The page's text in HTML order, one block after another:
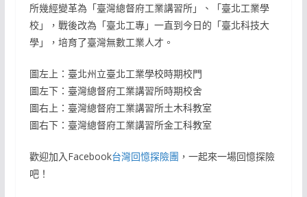
所幾經變革為「臺灣總督府工業講習所」、「臺北工業學
校」，戰後改為「臺北工專」一直到今日的「臺北科技大
學」，培育了臺灣無數工業人才。
圖左上：臺北州立臺北工業學校時期校門
圖左下：臺灣總督府工業講習所時期校舍
圖右上：臺灣總督府工業講習所土木科教室
圖右下：臺灣總督府工業講習所金工科教室
歡迎加入Facebook台灣回憶探險團 ，一起來一場回憶探險
吧！